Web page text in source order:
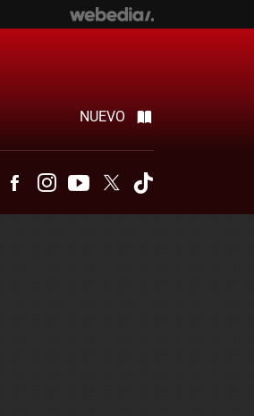
NUEVO
TelegramFacebookInstagramYoutubeTwitter